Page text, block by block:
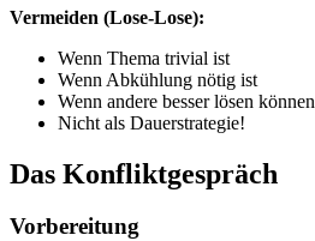
Vermeiden (Lose-Lose):
Wenn Thema trivial ist
Wenn Abkühlung nötig ist
Wenn andere besser lösen können
Nicht als Dauerstrategie!
Das Konfliktgespräch
Vorbereitung